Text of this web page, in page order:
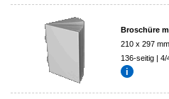
Broschüre
210 x 297 mm
136-seitig | 4/